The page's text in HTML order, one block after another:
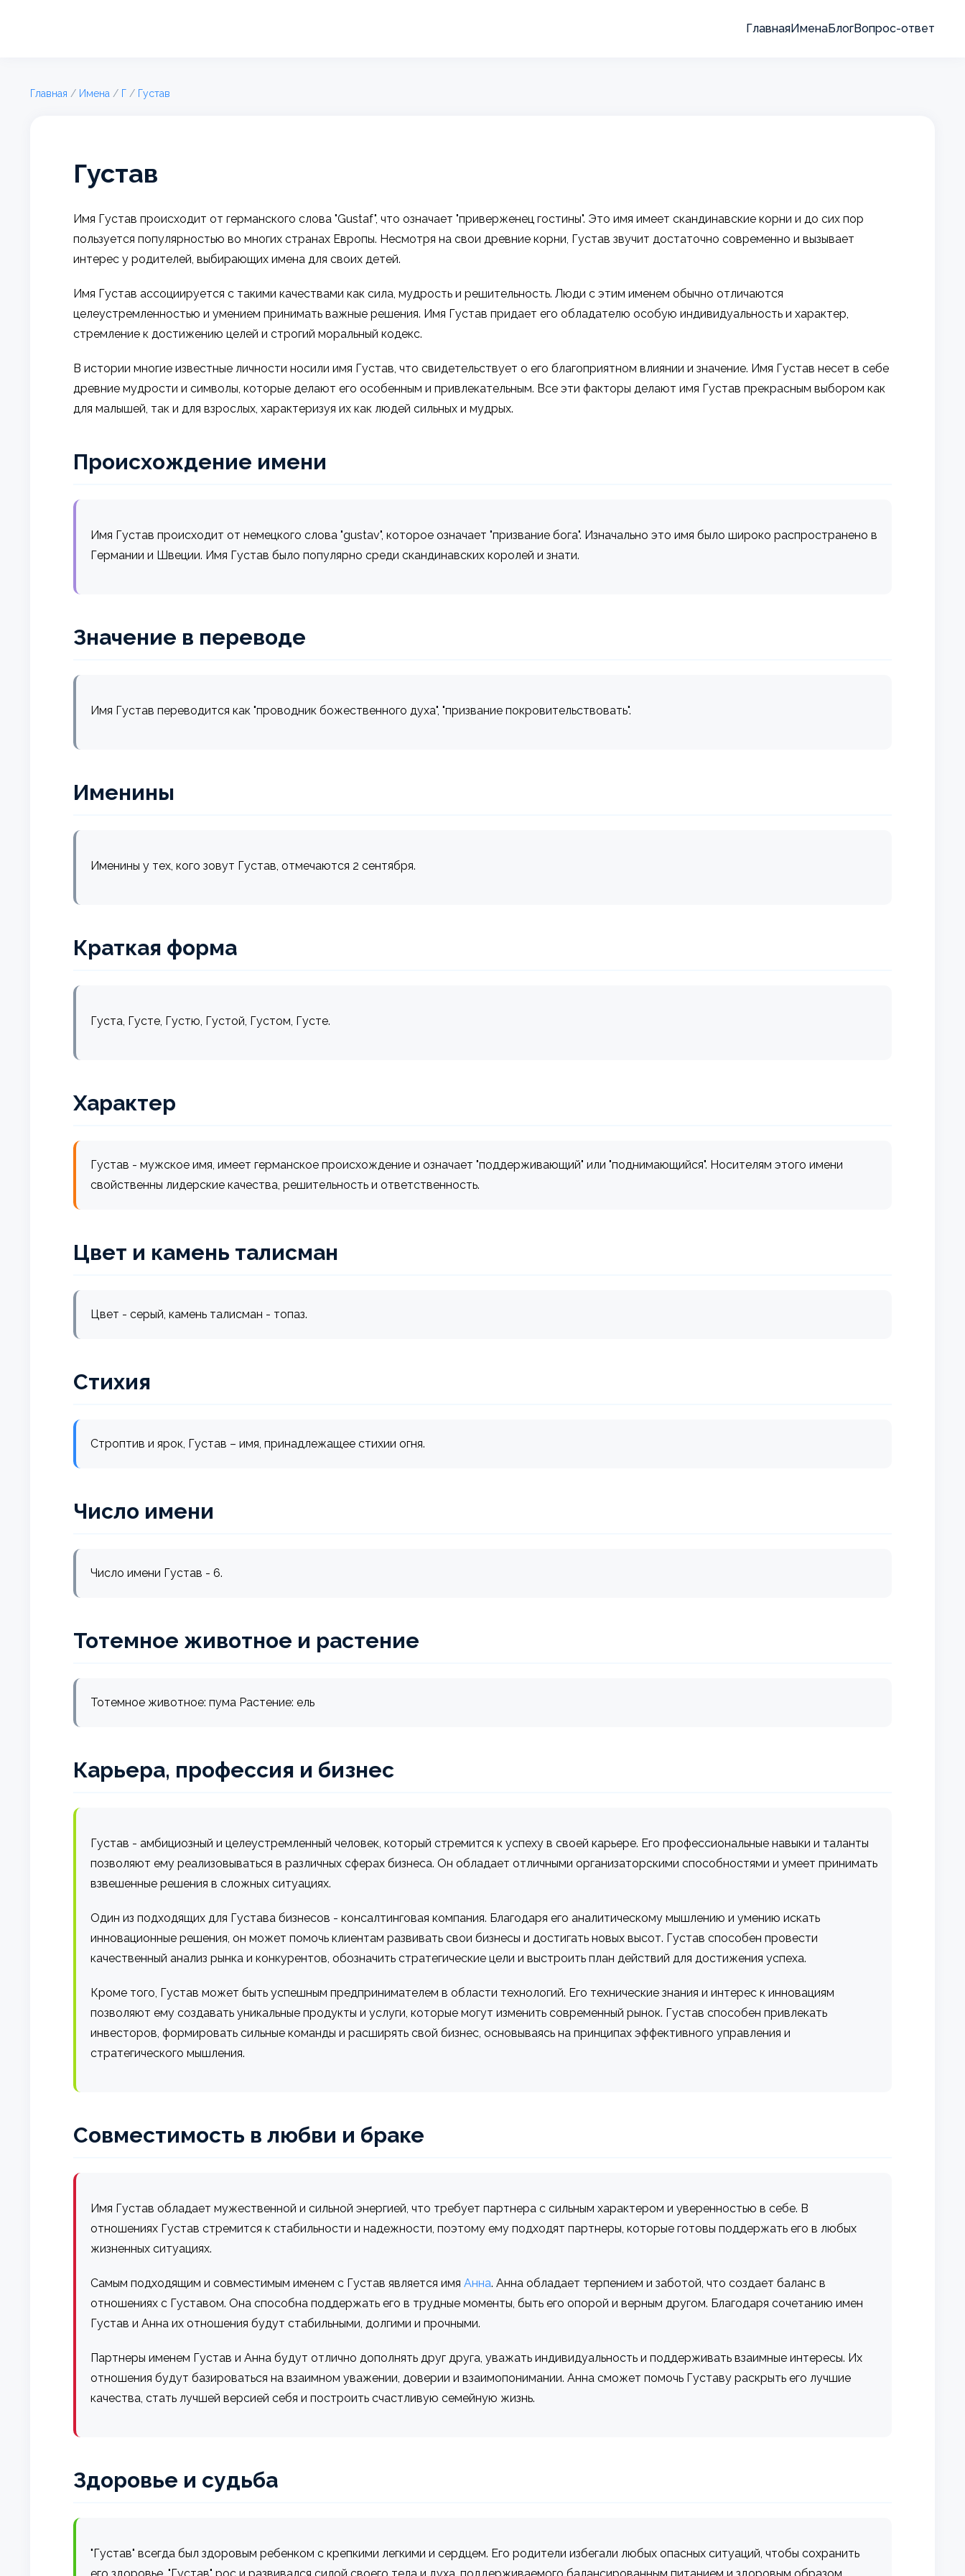
ГлавнаяИменаБлогВопрос-ответ
Главная / Имена / Г / Густав
Густав
Имя Густав происходит от германского слова "Gustaf", что означает "приверженец гостины". Это имя имеет скандинавские корни и до сих пор
пользуется популярностью во многих странах Европы. Несмотря на свои древние корни, Густав звучит достаточно современно и вызывает
интерес у родителей, выбирающих имена для своих детей.
Имя Густав ассоциируется с такими качествами как сила, мудрость и решительность. Люди с этим именем обычно отличаются
целеустремленностью и умением принимать важные решения. Имя Густав придает его обладателю особую индивидуальность и характер,
стремление к достижению целей и строгий моральный кодекс.
В истории многие известные личности носили имя Густав, что свидетельствует о его благоприятном влиянии и значение. Имя Густав несет в себе
древние мудрости и символы, которые делают его особенным и привлекательным. Все эти факторы делают имя Густав прекрасным выбором как
для малышей, так и для взрослых, характеризуя их как людей сильных и мудрых.
Происхождение имени
Имя Густав происходит от немецкого слова "gustav", которое означает "призвание бога". Изначально это имя было широко распространено в
Германии и Швеции. Имя Густав было популярно среди скандинавских королей и знати.
Значение в переводе
Имя Густав переводится как "проводник божественного духа", "призвание покровительствовать".
Именины
Именины у тех, кого зовут Густав, отмечаются 2 сентября.
Краткая форма
Густа, Густе, Густю, Густой, Густом, Густе.
Характер
Густав - мужское имя, имеет германское происхождение и означает "поддерживающий" или "поднимающийся". Носителям этого имени
свойственны лидерские качества, решительность и ответственность.
Цвет и камень талисман
Цвет - серый, камень талисман - топаз.
Стихия
Строптив и ярок, Густав – имя, принадлежащее стихии огня.
Число имени
Число имени Густав - 6.
Тотемное животное и растение
Тотемное животное: пума Растение: ель
Карьера, профессия и бизнес
Густав - амбициозный и целеустремленный человек, который стремится к успеху в своей карьере. Его профессиональные навыки и таланты
позволяют ему реализовываться в различных сферах бизнеса. Он обладает отличными организаторскими способностями и умеет принимать
взвешенные решения в сложных ситуациях.
Один из подходящих для Густава бизнесов - консалтинговая компания. Благодаря его аналитическому мышлению и умению искать
инновационные решения, он может помочь клиентам развивать свои бизнесы и достигать новых высот. Густав способен провести
качественный анализ рынка и конкурентов, обозначить стратегические цели и выстроить план действий для достижения успеха.
Кроме того, Густав может быть успешным предпринимателем в области технологий. Его технические знания и интерес к инновациям
позволяют ему создавать уникальные продукты и услуги, которые могут изменить современный рынок. Густав способен привлекать
инвесторов, формировать сильные команды и расширять свой бизнес, основываясь на принципах эффективного управления и
стратегического мышления.
Совместимость в любви и браке
Имя Густав обладает мужественной и сильной энергией, что требует партнера с сильным характером и уверенностью в себе. В
отношениях Густав стремится к стабильности и надежности, поэтому ему подходят партнеры, которые готовы поддержать его в любых
жизненных ситуациях.
Самым подходящим и совместимым именем с Густав является имя Анна. Анна обладает терпением и заботой, что создает баланс в
отношениях с Густавом. Она способна поддержать его в трудные моменты, быть его опорой и верным другом. Благодаря сочетанию имен
Густав и Анна их отношения будут стабильными, долгими и прочными.
Партнеры именем Густав и Анна будут отлично дополнять друг друга, уважать индивидуальность и поддерживать взаимные интересы. Их
отношения будут базироваться на взаимном уважении, доверии и взаимопонимании. Анна сможет помочь Густаву раскрыть его лучшие
качества, стать лучшей версией себя и построить счастливую семейную жизнь.
Здоровье и судьба
"Густав" всегда был здоровым ребенком с крепкими легкими и сердцем. Его родители избегали любых опасных ситуаций, чтобы сохранить